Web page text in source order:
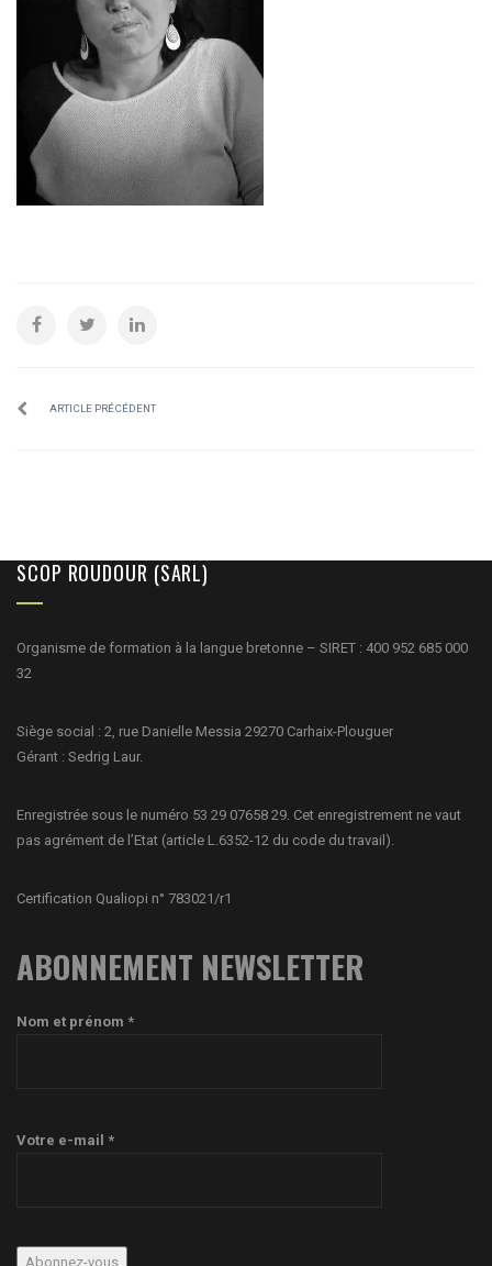
ARTICLE PRÉCÉDENT
SCOP ROUDOUR (SARL)
Organisme de formation à la langue bretonne – SIRET : 400 952 685 000
32
Siège social : 2, rue Danielle Messia 29270 Carhaix-Plouguer
Gérant : Sedrig Laur.
Enregistrée sous le numéro 53 29 07658 29. Cet enregistrement ne vaut
pas agrément de l’Etat (article L.6352-12 du code du travail).
Certification Qualiopi n° 783021/r1
ABONNEMENT NEWSLETTER
Nom et prénom *
Votre e-mail *